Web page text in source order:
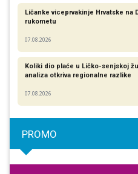
Ličanke viceprvakinje Hrvatske na
rukometu
07.08.2026
Koliki dio plaće u Ličko-senjskoj
analiza otkriva regionalne razlike​
07.08.2026
PROMO